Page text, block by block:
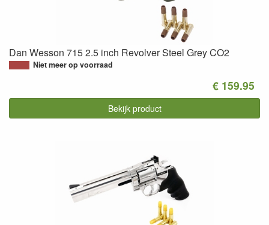
Dan Wesson 715 2.5 inch Revolver Steel Grey CO2
Niet meer op voorraad
€ 159.95
Bekijk product